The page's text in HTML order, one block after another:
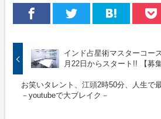
インド占星術マスターコー
月22日からスタート!! 【募集
お笑いタレント、江頭2時50分、人生で
－youtubeで大ブレイク－